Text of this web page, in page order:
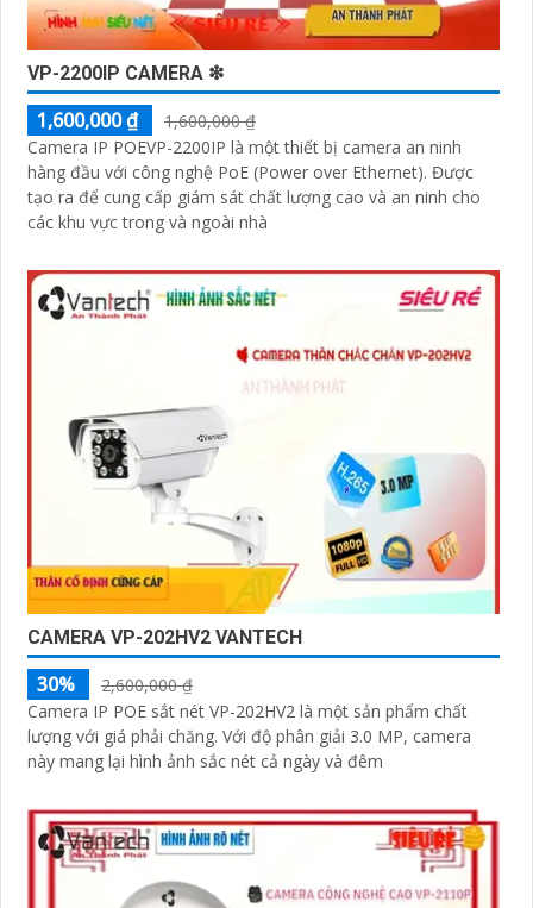
VP-2200IP CAMERA ❇
1,600,000 ₫
1,600,000 ₫
Camera IP POEVP-2200IP là một thiết bị camera an ninh
hàng đầu với công nghệ PoE (Power over Ethernet). Được
tạo ra để cung cấp giám sát chất lượng cao và an ninh cho
các khu vực trong và ngoài nhà
CAMERA VP-202HV2 VANTECH
30%
2,600,000 ₫
Camera IP POE sắt nét VP-202HV2 là một sản phẩm chất
lượng với giá phải chăng. Với độ phân giải 3.0 MP, camera
này mang lại hình ảnh sắc nét cả ngày và đêm